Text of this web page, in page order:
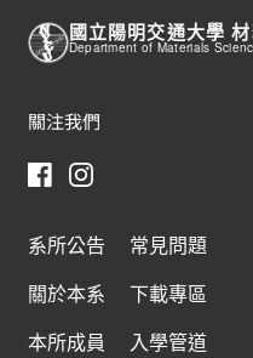
國立陽明交通大學
Department of Materials
關注我們
系所公告 常見問題
關於本系 下載專區
本所成員 入學管道